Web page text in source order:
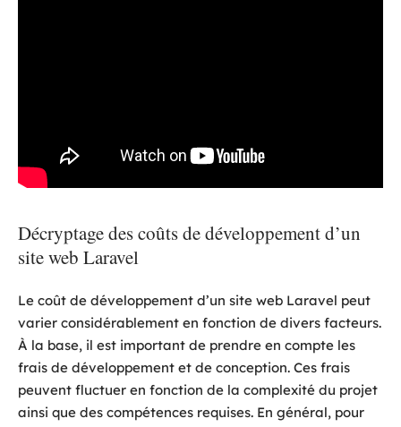
Décryptage des coûts de développement d’un
site web Laravel
Le coût de développement d’un site web Laravel peut
varier considérablement en fonction de divers facteurs.
À la base, il est important de prendre en compte les
frais de développement et de conception. Ces frais
peuvent fluctuer en fonction de la complexité du projet
ainsi que des compétences requises. En général, pour